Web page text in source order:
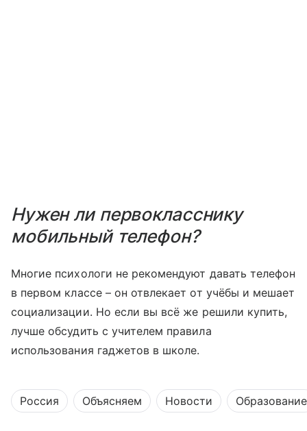
Нужен ли первокласснику
мобильный телефон?
Многие психологи не рекомендуют давать телефон
в первом классе – он отвлекает от учёбы и мешает
социализации. Но если вы всё же решили купить,
лучше обсудить с учителем правила
использования гаджетов в школе.
Россия Объясняем Новости Образование